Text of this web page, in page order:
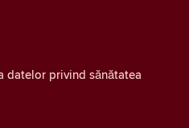
datelor privind sănătatea